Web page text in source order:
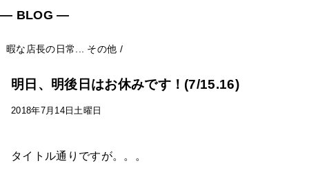
― BLOG ―
暇な店長の日常... その他 /
明日、明後日はお休みです！(7/15.16)
2018年7月14日土曜日
タイトル通りですが。。。